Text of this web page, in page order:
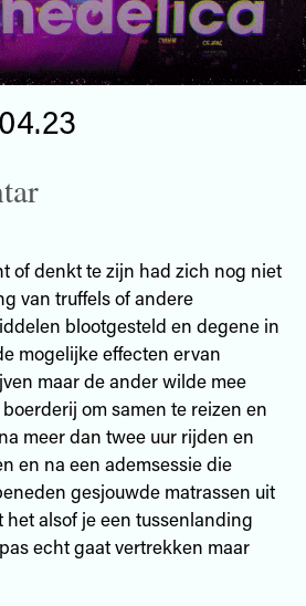
of denkt te zijn had zich nog niet
van truffels of andere
blootgesteld en degene in
mogelijke effecten ervan
maar de ander wilde mee
om samen te reizen en
meer dan twee uur rijden en
en na een ademsessie die
gesjouwde matrassen uit
het alsof je een tussenlanding
echt gaat vertrekken maar